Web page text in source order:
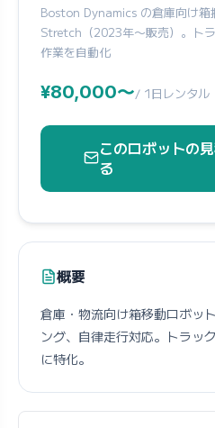
Boston Dynamics の倉庫向け箱
Stretch（2023年〜販売）。ト
作業を自動化
¥80,000〜/ 1日レンタル
このロボットの
る
概要
倉庫・物流向け箱移動ロボッ
ング、自律走行対応。トラッ
に特化。